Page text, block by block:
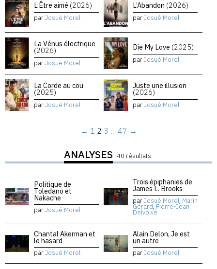
L’Être aimé (2026)
parJosué Morel
L’Abandon (2026)
parJosué Morel
La Vénus électrique
(2026)
parJosué Morel
Die My Love (2025)
parJosué Morel
La Corde au cou
(2025)
parJosué Morel
Juste une illusion
(2026)
parJosué Morel
← 1 2 3 … 47 →
ANALYSES 40 résultats
Politique de
Toledano et
Nakache
parJosué Morel
Trois épiphanies de
James L. Brooks
parJosué Morel, Marin
Gérard, Pierre-Jean
Delvolvé
Chantal Akerman et
le hasard
parJosué Morel
Alain Delon, Je est
un autre
parJosué Morel